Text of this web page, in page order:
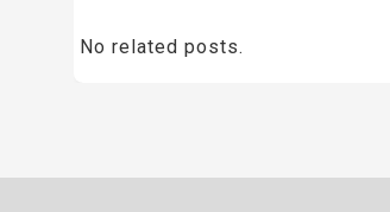
No related posts.